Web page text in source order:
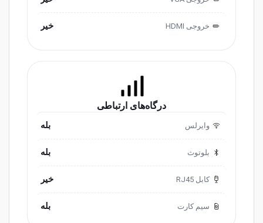
خروجی HDMI خیر
درگاه‌های ارتباطی
وایرلس بله
بلوتوث بله
کابل RJ45 خیر
سیم کارت بله